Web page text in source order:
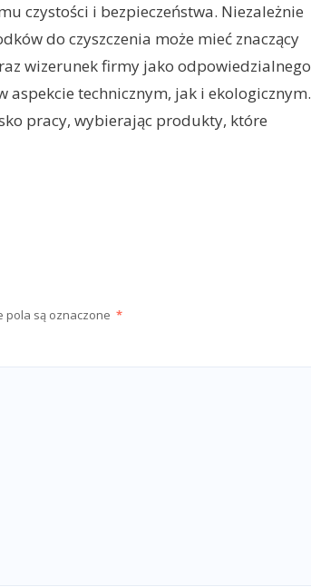
czystości i bezpieczeństwa. Niezależnie
do czyszczenia może mieć znaczący
wizerunek firmy jako odpowiedzialnego
technicznym, jak i ekologicznym.
pracy, wybierając produkty, które
pola są oznaczone *